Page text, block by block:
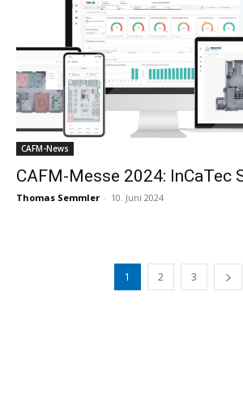
CAFM-News
CAFM-Messe 2024: InCaTec
Thomas Semmler - 10. Juni 2024
1 2 3